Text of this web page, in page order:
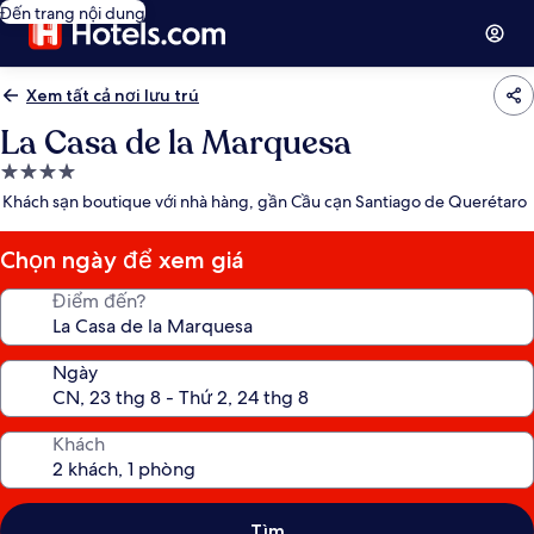
Đến trang nội dung
Xem tất cả nơi lưu trú
La Casa de la Marquesa
Nơi
lưu
4.0
sao
Khách sạn boutique với nhà hàng, gần Cầu cạn Santiago de Querétaro
Chọn ngày để xem giá
Điểm đến?
Ngày
Khách